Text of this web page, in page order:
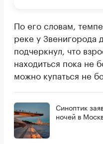
По его словам,
реке у Звенигорода
подчеркнул, что
находиться пока не
можно купаться не
Синоптик
ночей в